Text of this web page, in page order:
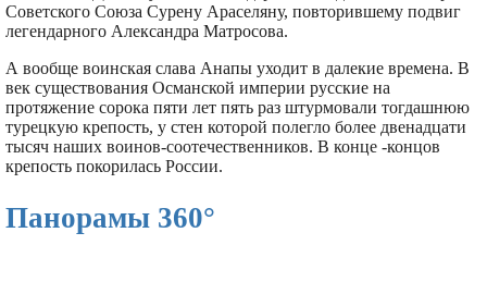
Советского Союза Сурену Араселяну, повторившему подвиг
легендарного Александра Матросова.
А вообще воинская слава Анапы уходит в далекие времена. В
век существования Османской империи русские на
протяжение сорока пяти лет пять раз штурмовали тогдашнюю
турецкую крепость, у стен которой полегло более двенадцати
тысяч наших воинов-соотечественников. В конце -концов
крепость покорилась России.
Панорамы 360°